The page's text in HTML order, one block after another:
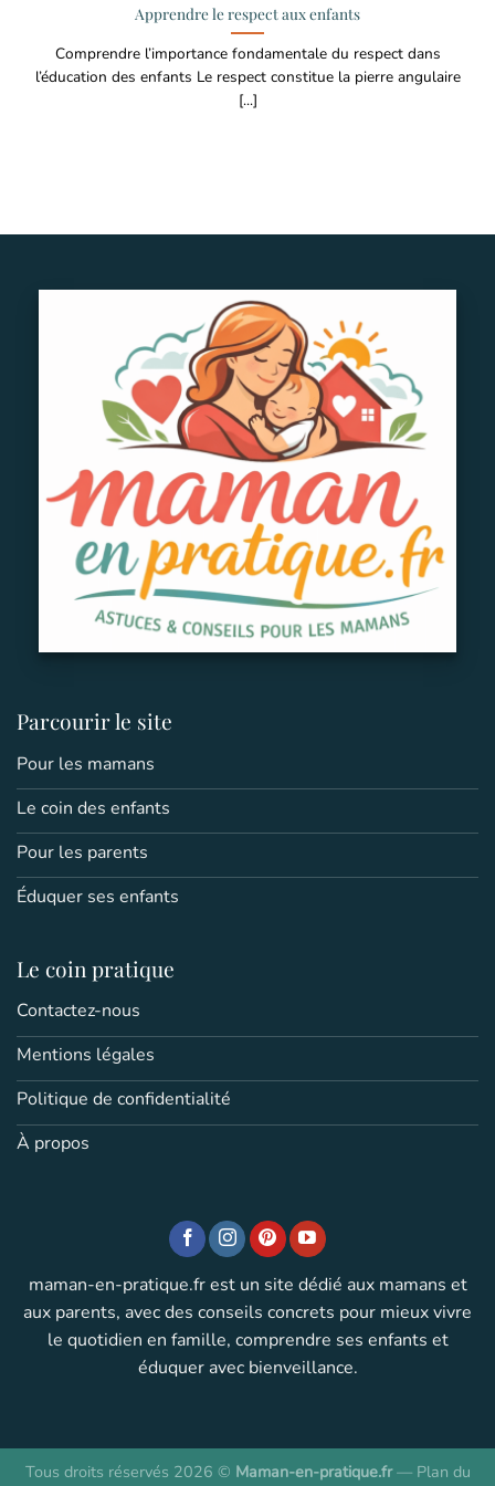
Apprendre le respect aux enfants
Comprendre l’importance fondamentale du respect dans
l’éducation des enfants Le respect constitue la pierre angulaire
[...]
Parcourir le site
Pour les mamans
Le coin des enfants
Pour les parents
Éduquer ses enfants
Le coin pratique
Contactez-nous
Mentions légales
Politique de confidentialité
À propos
maman-en-pratique.fr est un site dédié aux mamans et
aux parents, avec des conseils concrets pour mieux vivre
le quotidien en famille, comprendre ses enfants et
éduquer avec bienveillance.
Tous droits réservés 2026 © Maman-en-pratique.fr— Plan du